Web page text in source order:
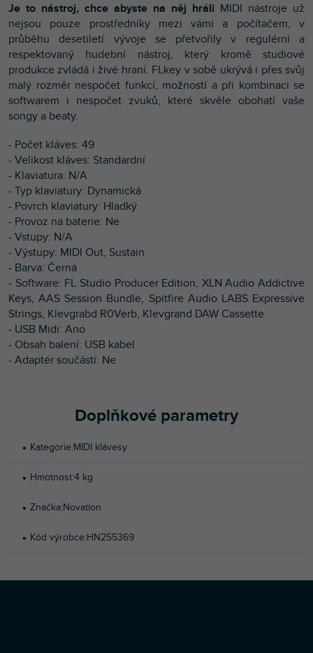
Je to nástroj, chce abyste na něj hráli MIDI nástroje už
nejsou pouze prostředníky mezi vámi a počítačem, v
průběhu desetiletí vývoje se přetvořily v regulérní a
respektovaný hudební nástroj, který kromě studiové
produkce zvládá i živé hraní. FLkey v sobě ukrývá i přes svůj
malý rozměr nespočet funkcí, možností a při kombinaci se
softwarem i nespočet zvuků, které skvěle obohatí vaše
songy a beaty.
- Počet kláves: 49
- Velikost kláves: Standardní
- Klaviatura: N/A
- Typ klaviatury: Dynamická
- Povrch klaviatury: Hladký
- Provoz na baterie: Ne
- Vstupy: N/A
- Výstupy: MIDI Out, Sustain
- Barva: Černá
- Software: FL Studio Producer Edition, XLN Audio Addictive
Keys, AAS Session Bundle, Spitfire Audio LABS Expressive
Strings, Klevgrabd R0Verb, Klevgrand DAW Cassette
- USB Midi: Ano
- Obsah balení: USB kabel
- Adaptér součástí: Ne
Doplňkové parametry
Kategorie:MIDI klávesy
Hmotnost:4 kg
Značka:Novation
Kód výrobce:HN255369